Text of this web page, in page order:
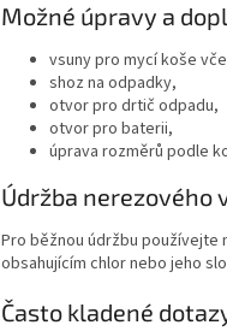
Možné úpravy a
vsuny pro mycí koše
shoz na odpadky,
otvor pro drtič odpadu,
otvor pro baterii,
úprava rozměrů podle
Údržba nerezového
Pro běžnou údržbu používejte
obsahujícím chlor nebo jeho
Často kladené